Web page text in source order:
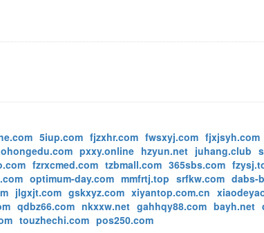
5iup.com fjzxhr.com fwsxyj.com fjxjsyh.com
pxxy.online hzyun.net juhang.club
fzrxcmed.com tzbmall.com 365sbs.com
optimum-day.com mmfrtj.top srfkw.com dabs-
jlgxjt.com gskxyz.com xiyantop.com.cn
qdbz66.com nkxxw.net gahhqy88.com bayh.net
touzhechi.com pos250.com